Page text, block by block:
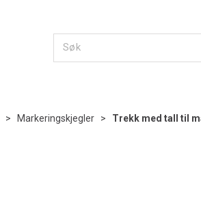
> Markeringskjegler > Trekk med tall til